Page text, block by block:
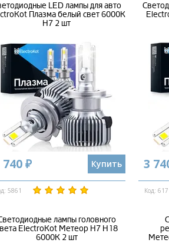
LED лампы для авто
Плазма белый свет 6000K
H7 2 шт
740 ₽ Купить
5861
3
Код:
лампы головного
ElectroKot Метеор H7 H18
6000K 2 шт